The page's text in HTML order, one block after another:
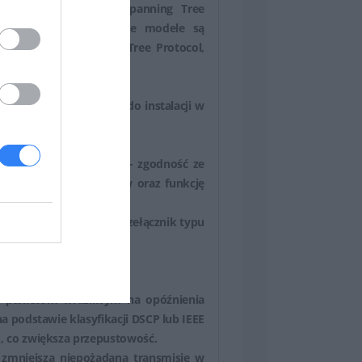
rozpinającego (Spanning Tree
Snooping. Wszystkie modele są
(Rapid Spanning Tree Protocol,
biurku.
cichym rozwiązaniem do instalacji w
energooszczędności - zgodność ze
bezczynnych portów oraz funkcję
się przed nim przełącznik typu
pakietom wrażliwym na opóźnienia
klasyfikacji DSCP lub IEEE
co zwiększa przepustowość.
niepożądaną transmisję w